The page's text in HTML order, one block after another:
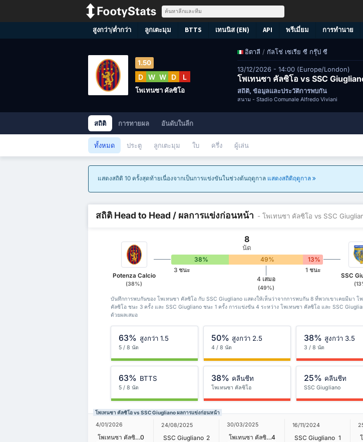
สูงกว่า/ต่ำกว่า ลูกเตะมุม BTTS เทนนิส (EN) API พรีเมี่ยม การทำนาย
อิตาลี / กัลโช่ เซเรีย ซี กรุ๊ป ซี
13/12/2026 - 14:00 (Europe/London)
โพเทนซา คัลซิโอ vs SSC
สถิติ, ข้อมูลและประวัติการพบกัน
สนาม - Stadio Comunale Alfredo Viviani
1.50
D W W D L
โพเทนซา คัลซิโอ
สถิติ การทายผล อันดับในลีก
ทั้งหมด ประตู ลูกเตะมุม ใบ ครึ่ง ผู้เล่น
แสดงสถิติ 10 ครั้งสุดท้ายเนื่องจากเป็นการแข่งขันในช่วงต้นฤดูกาล แสดงสถิติฤดูกาล
สถิติ Head to Head / ผลการแข่งก่อนหน้า - โพเทนซา คัลซิโอ vs SSC
Potenza Calcio
(38%)
8
นัด
38% 49% 13%
3 ชนะ
4 เสมอ
(49%)
1 ชนะ
SSC
บันทึกการพบกันของ โพเทนซา คัลซิโอ กับ SSC Giugliano แสดงให้เห็นว่าจากการพบกัน 8 ที่พวกเขาเคยมีมา โ
คัลซิโอ ชนะ 3 ครั้ง และ SSC Giugliano ชนะ 1 ครั้ง การแข่งขัน 4 ระหว่าง โพเทนซา คัลซิโอ และ SSC
ด้วยผลเสมอ
63% สูงกว่า 1.5
5 / 8 นัด
50% สูงกว่า 2.5
4 / 8 นัด
38% สูงกว่า 3.5
3 / 8 นัด
63% BTTS
5 / 8 นัด
38% คลีนชีท
โพเทนซา คัลซิโอ
25% คลีนชีท
SSC Giugliano
โพเทนซา คัลซิโอ vs SSC Giugliano ผลการแข่งก่อนหน้า
4/01/2026
โพเทนซา คัลซิโอ0
24/08/2025
SSC Giugliano 2
30/03/2025
โพเทนซา คัลซิโอ4
16/11/2024
SSC Giugliano 1